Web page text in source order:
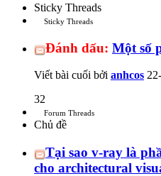
Sticky Threads
Sticky Threads
Đánh dấu: Một số
Viết bài cuối bởi anhcos
32
Forum Threads
Chủ đề
Tại sao v-ray là
cho architectural